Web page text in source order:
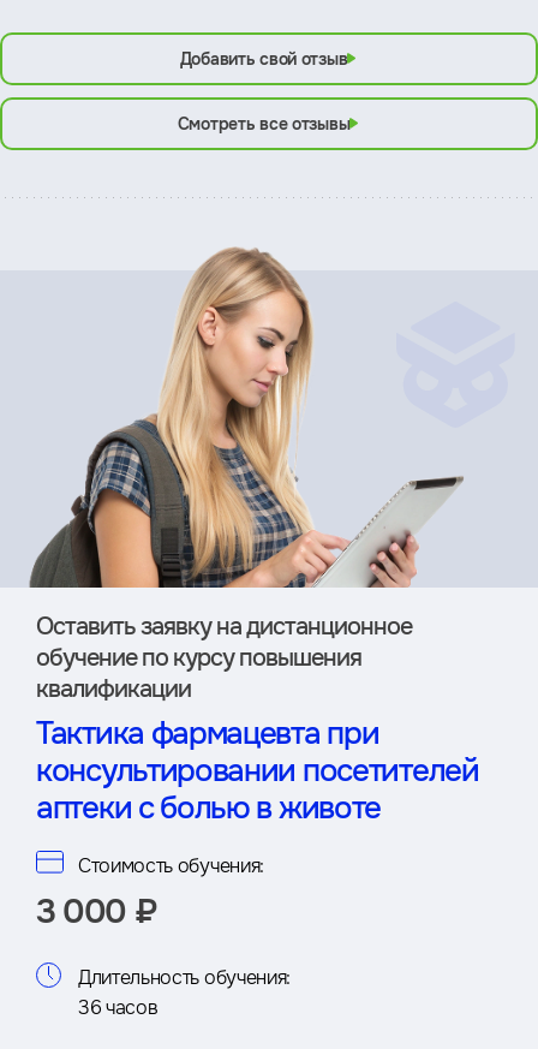
Добавить свой отзыв
Смотреть все отзывы
Оставить заявку на дистан­ционное
обучение по курсу повышения
квалификации
Тактика фармацевта при
консультировании посетителей
аптеки с болью в животе
Стоимость обучения:
3 000 ₽
Длительность обучения:
36 часов